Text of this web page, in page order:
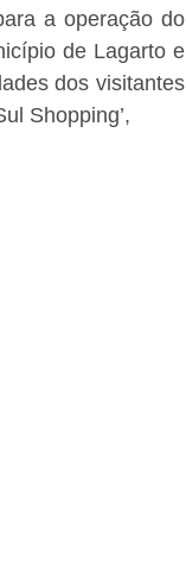
a operação do
de Lagarto e
dos visitantes
Shopping’,